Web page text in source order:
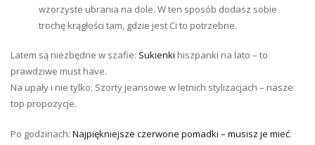
wzorzyste ubrania na dole. W ten sposób dodasz sobie
trochę krągłości tam, gdzie jest Ci to potrzebne.
Latem są niezbędne w szafie: Sukienki hiszpanki na lato – to
prawdziwe must have.
Na upały i nie tylko: Szorty jeansowe w letnich stylizacjach – nasze
top propozycje.
Po godzinach: Najpiękniejsze czerwone pomadki – musisz je mieć.